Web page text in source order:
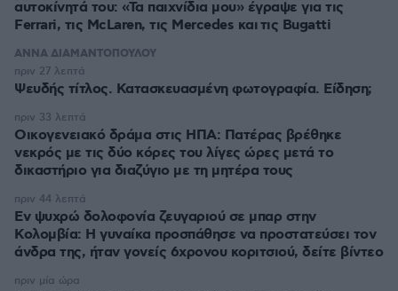
αυτοκίνητά του: «Τα παιχνίδια μου» έγραψε για τις
Ferrari, τις McLaren, τις Mercedes και τις Bugatti
ΑΝΝΑ ΔΙΑΜΑΝΤΟΠΟΥΛΟΥ
Ψευδής τίτλος. Κατασκευασμένη φωτογραφία. Είδηση;
πριν 27 λεπτά
Οικογενειακό δράμα στις ΗΠΑ: Πατέρας βρέθηκε
νεκρός με τις δύο κόρες του λίγες ώρες μετά το
δικαστήριο για διαζύγιο με τη μητέρα τους
πριν 33 λεπτά
Εν ψυχρώ δολοφονία ζευγαριού σε μπαρ στην
Κολομβία: Η γυναίκα προσπάθησε να προστατεύσει τον
άνδρα της, ήταν γονείς 6χρονου κοριτσιού, δείτε βίντεο
πριν 44 λεπτά
πριν μία ώρα